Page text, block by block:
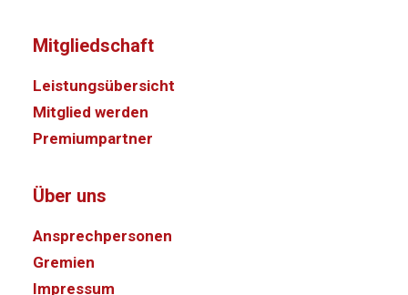
Mitgliedschaft
Leistungsübersicht
Mitglied werden
Premiumpartner
Über uns
Ansprechpersonen
Gremien
Impressum